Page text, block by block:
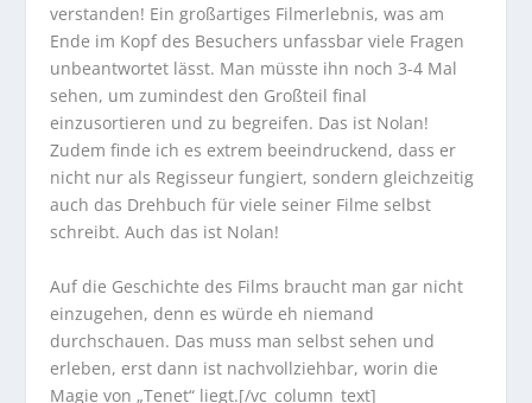
verstanden! Ein großartiges Filmerlebnis, was am
Ende im Kopf des Besuchers unfassbar viele Fragen
unbeantwortet lässt. Man müsste ihn noch 3-4 Mal
sehen, um zumindest den Großteil final
einzusortieren und zu begreifen. Das ist Nolan!
Zudem finde ich es extrem beeindruckend, dass er
nicht nur als Regisseur fungiert, sondern gleichzeitig
auch das Drehbuch für viele seiner Filme selbst
schreibt. Auch das ist Nolan!
Auf die Geschichte des Films braucht man gar nicht
einzugehen, denn es würde eh niemand
durchschauen. Das muss man selbst sehen und
erleben, erst dann ist nachvollziehbar, worin die
Magie von „Tenet“ liegt.[/vc_column_text]